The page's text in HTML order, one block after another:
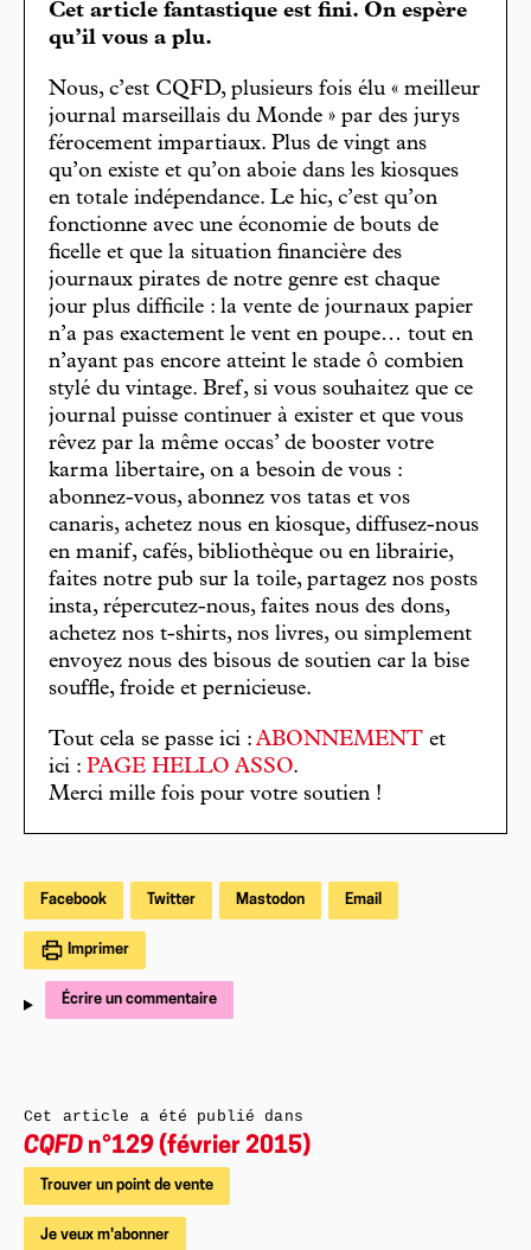
Cet article fantastique est fini. On espère
qu’il vous a plu.
Nous, c’est CQFD, plusieurs fois élu « meilleur
journal marseillais du Monde » par des jurys
férocement impartiaux. Plus de vingt ans
qu’on existe et qu’on aboie dans les kiosques
en totale indépendance. Le hic, c’est qu’on
fonctionne avec une économie de bouts de
ficelle et que la situation financière des
journaux pirates de notre genre est chaque
jour plus difficile : la vente de journaux papier
n’a pas exactement le vent en poupe… tout en
n’ayant pas encore atteint le stade ô combien
stylé du vintage. Bref, si vous souhaitez que ce
journal puisse continuer à exister et que vous
rêvez par la même occas’ de booster votre
karma libertaire, on a besoin de vous :
abonnez-vous, abonnez vos tatas et vos
canaris, achetez nous en kiosque, diffusez-nous
en manif, cafés, bibliothèque ou en librairie,
faites notre pub sur la toile, partagez nos posts
insta, répercutez-nous, faites nous des dons,
achetez nos t-shirts, nos livres, ou simplement
envoyez nous des bisous de soutien car la bise
souffle, froide et pernicieuse.
Tout cela se passe ici : ABONNEMENT et
ici : PAGE HELLO ASSO.
Merci mille fois pour votre soutien !
Facebook Twitter Mastodon Email
Imprimer
Écrire un commentaire
Cet article a été publié dans
CQFD n°129 (février 2015)
Trouver un point de vente
Je veux m'abonner